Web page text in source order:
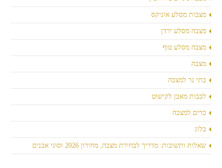
מצבות מסלע אוניקס
מצבה מסלע ירדן
מצבה מסלע טוף
מצבה
בתי נר למצבה
לבבות מאבן לקישוט
כדים למצבה
בלוג
שאלות ותשובות: מדריך לבחירת מצבה, מחירון 2026 וסוגי אבנים